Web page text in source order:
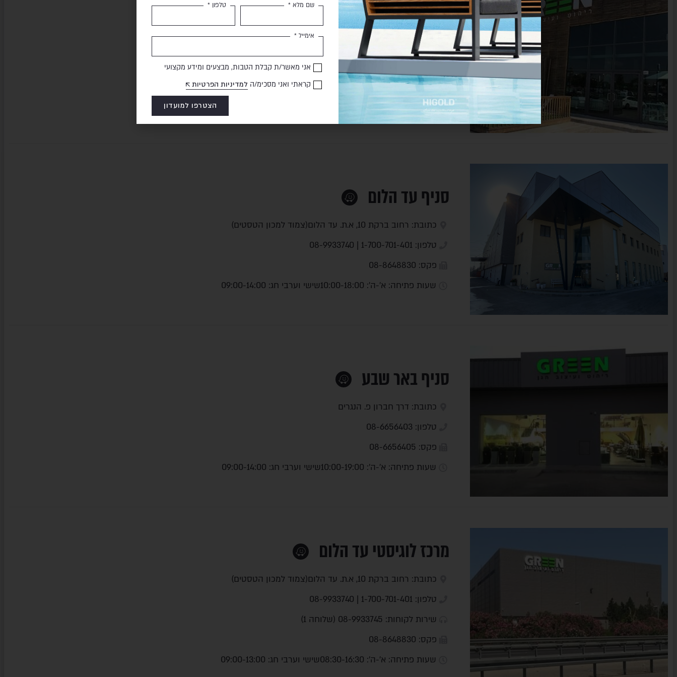
סניף רחובות והשפלה
כתובת: המלך חסן השני 11, קריית עקרון (כניסה דרך גבעת ברנר מול ת.דלק פז)
טלפון: 08-9410662
שעות פתיחה: א'-ה': 10:00-19:00
סניף עד הלום
כתובת: רחוב ברקת 10, א.ת. עד הלום(צמוד למכון הטסטים)
טלפון: 1-700-701-401 | 08-9933740
פקס: 08-8648830
שעות פתיחה: א'-ה': 10:00-18:00
שישי וערבי חג: 09:00-14:00
סניף באר שבע
כתובת: דרך חברון פ. הנגרים
טלפון: 08-6656403
פקס: 08-6656405
שעות פתיחה: א'-ה': 10:00-19:00
שישי וערבי חג: 09:00-14:00
מרכז לוגיסטי עד הלום
כתובת: רחוב ברקת 10, א.ת. עד הלום(צמוד למכון הטסטים)
טלפון: 1-700-701-401 | 08-9933740
שירות לקוחות: 08-9933745 (שלוחה 1)
פקס: 08-8648830
שעות פתיחה: א'-ה': 08:30-16:30
שישי וערבי חג: 09:00-13:00
שם מלא * טלפון *
אימייל *
אני מאשר/ת קבלת הטבות, מבצעים ומידע מקצועי
קראתי ואני מסכימ/ה למדיניות הפרטיות
הצטרפו למועדון